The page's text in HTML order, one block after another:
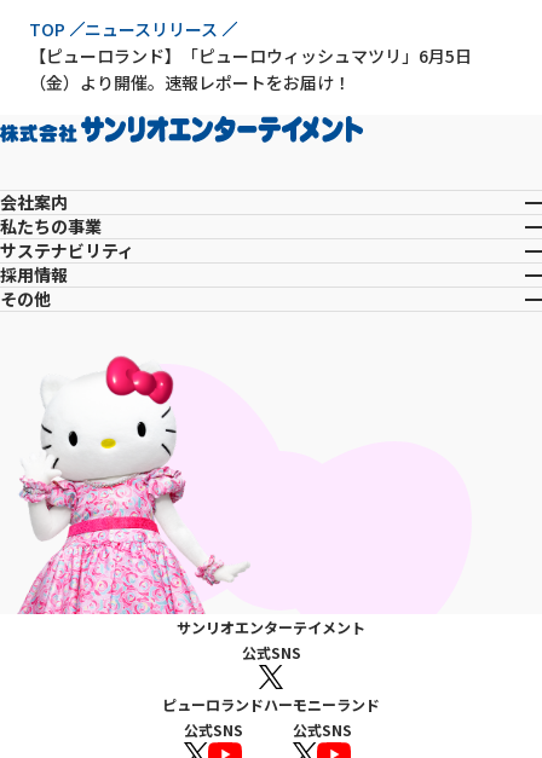
現在位置
TOP
ニュースリリース
【ピューロランド】「ピューロウィッシュマツリ」6月5日
（金）より開催。速報レポートをお届け！
会社案内
私たちの事業
サステナビリティ
採用情報
その他
サンリオエンターテイメント
公式SNS
ピューロランド
公式SNS
ハーモニーランド
公式SNS